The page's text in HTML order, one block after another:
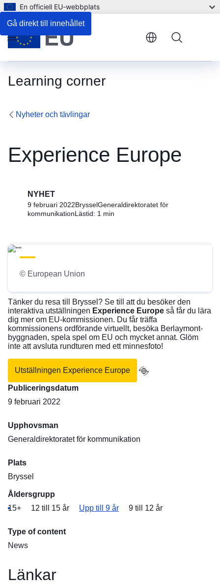
Gå direkt till innehållet
En officiell EU-webbplats
Learning corner
Menu
Nyheter och tävlingar
Experience Europe
NYHET
9 februari 2022BrysselGeneraldirektoratet för
kommunikationLästid: 1 min
© European Union
Tänker du resa till Bryssel? Se till att du besöker den
interaktiva utställningen Experience Europe så får du lära
dig mer om EU-kommissionen. Du får träffa
kommissionens ordförande virtuellt, besöka Berlaymont-
byggnaden, spela spel om EU och mycket annat. Glöm
inte att avsluta rundturen med ett minnesfoto!
Utställningen Experience Europe
Publiceringsdatum
9 februari 2022
Upphovsman
Generaldirektoratet för kommunikation
Plats
Bryssel
Åldersgrupp
15+
12 till 15 år Upp till 9 år 9 till 12 år
Type of content
News
Länkar